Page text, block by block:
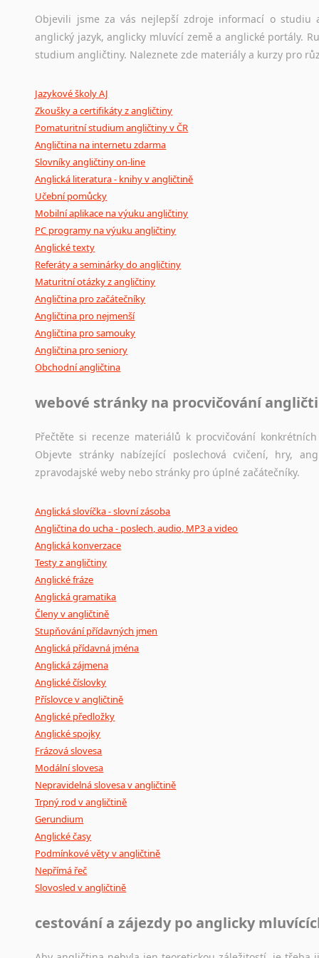
původního zdroje textu.
Ostatní pomůcky pro překladatele
poradny a pravidla
Objevili jsme za vás nejlepší zdroje informací o studiu
anglický jazyk, anglicky mluvící země a anglické portály.
studium angličtiny. Naleznete zde materiály a kurzy pro
Jazykové školy AJ
Zkoušky a certifikáty z angličtiny
Pomaturitní studium angličtiny v ČR
Angličtina na internetu zdarma
Slovníky angličtiny on-line
Anglická literatura - knihy v angličtině
Učební pomůcky
Mobilní aplikace na výuku angličtiny
PC programy na výuku angličtiny
Anglické texty
Referáty a seminárky do angličtiny
Maturitní otázky z angličtiny
Angličtina pro začátečníky
Angličtina pro nejmenší
Angličtina pro samouky
Angličtina pro seniory
Obchodní angličtina
webové stránky na procvičování
Přečtěte si recenze materiálů k procvičování
Objevte stránky nabízející poslechová cvičení, hry,
zpravodajské weby nebo stránky pro úplné začátečníky.
Anglická slovíčka - slovní zásoba
Angličtina do ucha - poslech, audio, MP3 a video
Anglická konverzace
Testy z angličtiny
Anglické fráze
Anglická gramatika
Členy v angličtině
Stupňování přídavných jmen
Anglická přídavná jména
Anglická zájmena
Anglické číslovky
Příslovce v angličtině
Anglické předložky
Anglické spojky
Frázová slovesa
Modální slovesa
Nepravidelná slovesa v angličtině
Trpný rod v angličtině
Gerundium
Anglické časy
Podmínkové věty v angličtině
Nepřímá řeč
Slovosled v angličtině
cestování a zájezdy po anglicky